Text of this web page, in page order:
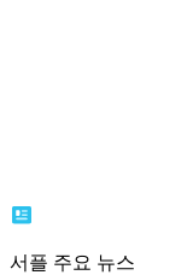
서플 주요 뉴스